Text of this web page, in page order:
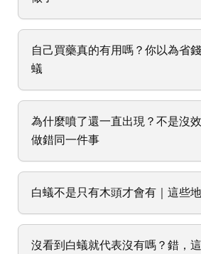
自己買藥真的有用嗎？你以為省
蟻
為什麼噴了還一直出現？不是沒
做錯同一件事
白蟻不是只有木頭才會有｜這些
沒看到白蟻就代表沒有嗎？錯，